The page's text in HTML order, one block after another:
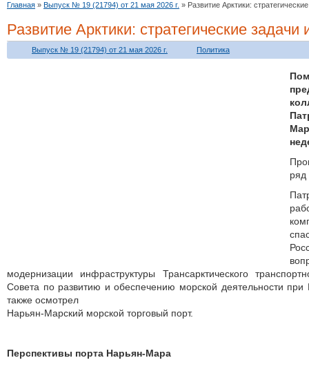
Главная » Выпуск № 19 (21794) от 21 мая 2026 г. » Развитие Арктики:
Развитие Арктики: стратегические
Выпуск № 19 (21794) от 21 мая 2026 г. Политика
ряд
модернизации инфраструктуры Трансарктического
Совета по развитию и обеспечению морской деятельности при
также осмотрел
Нарьян-Марский морской торговый порт.
Перспективы порта Нарьян-Мара